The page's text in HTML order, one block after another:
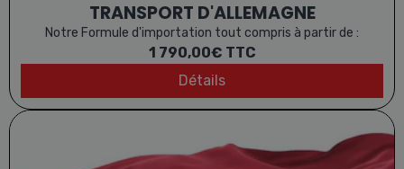
TRANSPORT D'ALLEMAGNE
Notre Formule d'importation tout compris à partir de :
1 790,00€ TTC
Détails